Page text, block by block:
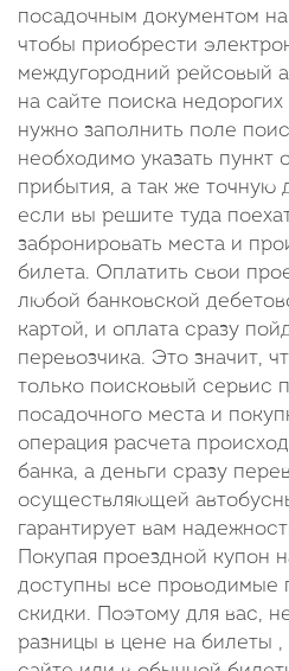
посадочным документом
чтобы приобрести
междугородний рейсовый
на сайте поиска
нужно заполнить поле
необходимо указать пункт
прибытия, а так же точную
если вы решите туда
забронировать места и
билета. Оплатить свои
любой банковской
картой, и оплата сразу
перевозчика. Это значит,
только поисковый сервис
посадочного места и
операция расчета
банка, а деньги сразу
осуществляющей
гарантирует вам
Покупая проездной купон
доступны все проводимые
скидки. Поэтому для вас,
разницы в цене на билеты